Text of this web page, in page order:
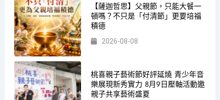
【薩迦哲思】父親節，只能大餐一
頓嗎？不只是「付清節」更要培福
積德
2026-08-08
桃喜親子藝術節好評延燒 青少年音
樂展現新秀實力 8月9日壓軸活動邀
親子共享藝術盛夏